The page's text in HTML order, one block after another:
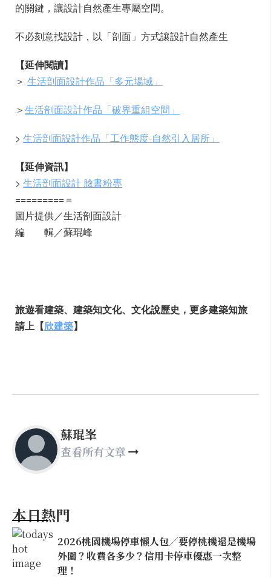
的關鍵，讓設計自然產生專屬空間。
不必刻意找設計，以「剖面」方式讓設計自然產生
【延伸閱讀】
＞ 生活剖面設計作品「多元場域」
＞生活剖面設計作品「破界重組空間」
> 生活剖面設計作品「工作態度-自然引入居所」
【延伸資訊】
> 生活剖面設計 臉書粉專
=========＝
圖片提供／生活剖面設計
編 輯／蘇琨峰
旅遊看建築、建築知文化、文化說歷史，更多建築知旅
請上【欣建築】
蘇琨峯
查看所有文章
本日熱門
2026桃園機場停車懶人包／要停桃機還是機場
外圍？收費各多少？信用卡停車優惠一次整
理！